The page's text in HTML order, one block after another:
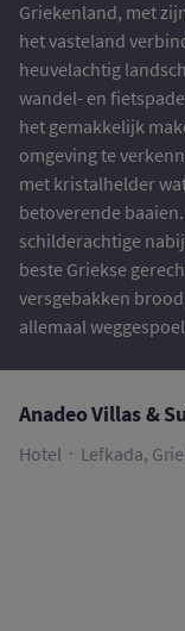
Griekenland, met
het vasteland
heuvelachtig
wandel- en
het gemakkelijk
omgeving te
met kristalhelder
betoverende
schilderachtige
beste Griekse
versgebakken
allemaal
Anadeo Villas &
Hotel Lefkada,